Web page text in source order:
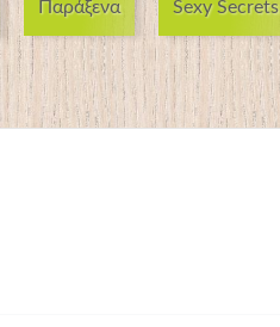
Παράξενα Sexy Secrets